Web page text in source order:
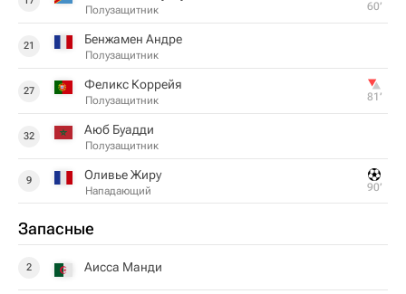
Полузащитник 60‎’‎
21 Бенжамен Андре
Полузащитник
27 Феликс Коррейя
Полузащитник 81‎’‎
32 Аюб Буадди
Полузащитник
9 Оливье Жиру
Нападающий 90‎’‎
Запасные
2 Аисса Манди